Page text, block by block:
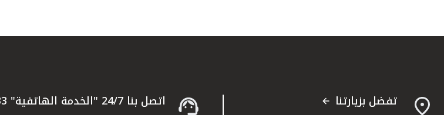
تفضل بزيارتنا اتصل بنا 24/7 "الخدمة الهاتفية" 1803333